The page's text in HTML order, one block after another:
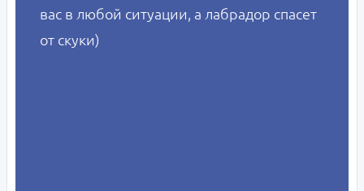
вас в любой ситуации, а лабрадор спасет
от скуки)